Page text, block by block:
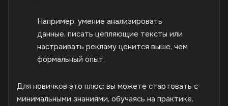
Например, умение анализировать
данные, писать цепляющие тексты или
настраивать рекламу ценится выше, чем
формальный опыт.
Для новичков это плюс: вы можете стартовать с
минимальными знаниями, обучаясь на практике.